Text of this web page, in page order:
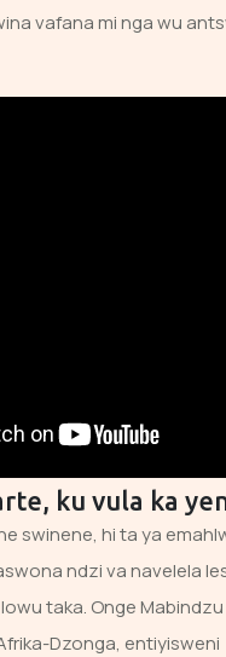
vafana mi nga wu
ku vula ka
swinene, hi ta ya
ndzi va navelela
taka. Onge
Dzonga, entiyisweni